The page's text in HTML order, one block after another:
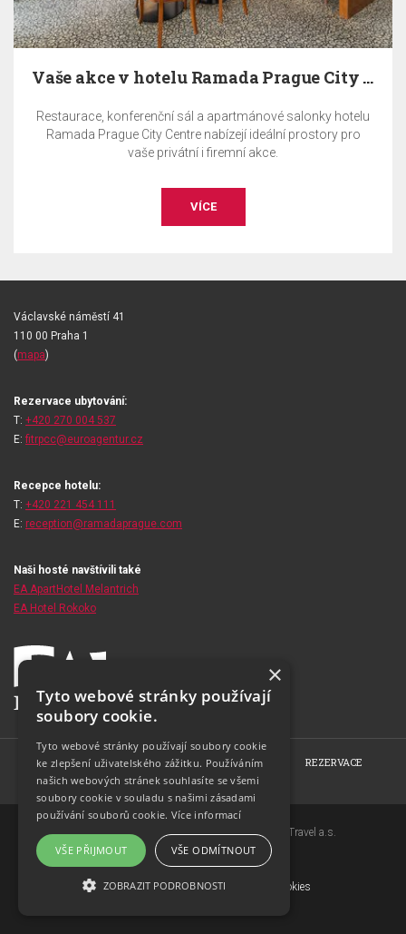
Vaše akce v hotelu Ramada Prague City Centre
Restaurace, konferenční sál a apartmánové salonky hotelu
Ramada Prague City Centre nabízejí ideální prostory pro
vaše privátní i firemní akce.
VÍCE
Václavské náměstí 41
110 00 Praha 1
(mapa)
Rezervace ubytování:
T: +420 270 004 537
E: fitrpcc@euroagentur.cz
Recepce hotelu:
T: +420 221 454 111
E: reception@ramadaprague.com
Naši hosté navštívili také
EA ApartHotel Melantrich
EA Hotel Rokoko
HOME O HOTELU POKOJE RESTAURACE
REZERVACE
FOTOGALERIE
KONTAKT
Copyright © 2007-2026 EuroAgentur Hotels&Travel a.s.
www.bezvapobyt.cz
Všeobecné podmínky rezervace
Deklarace o ochraně osobních údajů
Cookies
×
Tyto webové stránky používají
soubory cookie.
Tyto webové stránky používají soubory cookie
ke zlepšení uživatelského zážitku. Používáním
našich webových stránek souhlasíte se všemi
soubory cookie v souladu s našimi zásadami
používání souborů cookie. Více informací
VŠE PŘIJMOUT VŠE ODMÍTNOUT
ZOBRAZIT PODROBNOSTI